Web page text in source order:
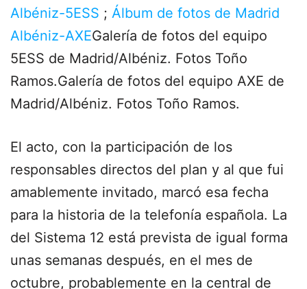
Albéniz-5ESS ; Álbum de fotos de Madrid
Albéniz-AXEGalería de fotos del equipo
5ESS de Madrid/Albéniz. Fotos Toño
Ramos.Galería de fotos del equipo AXE de
Madrid/Albéniz. Fotos Toño Ramos.
El acto, con la participación de los
responsables directos del plan y al que fui
amablemente invitado, marcó esa fecha
para la historia de la telefonía española. La
del Sistema 12 está prevista de igual forma
unas semanas después, en el mes de
octubre, probablemente en la central de